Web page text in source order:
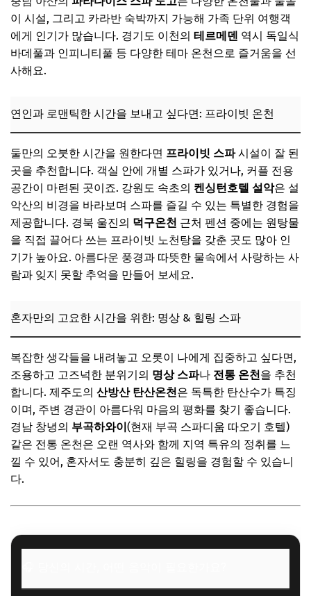
이 시설, 그리고 카라반 숙박까지 가능해 가족 단위 여행객
에게 인기가 많습니다. 경기도 이천의 테르메덴 역시 독일식
바데풀과 인피니티풀 등 다양한 테마 온천으로 즐거움을 선
사해요.
연인과 로맨틱한 시간을 보내고 싶다면: 프라이빗 온천
둘만의 오붓한 시간을 원한다면 프라이빗 스파시설이 잘 된
곳을 추천합니다. 객실 안에 개별 스파가 있거나, 커플 전용
공간이 마련된 곳이죠. 강원도 속초의 켄싱턴호텔 설악은 설
악산의 비경을 바라보며 스파를 즐길 수 있는 특별한 경험을
제공합니다. 경북 울진의 덕구온천 근처 펜션 중에는 원탕물
을 직접 끌어다 쓰는 프라이빗 노천탕을 갖춘 곳도 많아 인
기가 높아요. 아름다운 풍경과 따뜻한 물속에서 사랑하는 사
람과 잊지 못할 추억을 만들어 보세요.
혼자만의 고요한 시간을 위한: 명상 & 힐링 스파
복잡한 생각들을 내려놓고 오롯이 나에게 집중하고 싶다면,
조용하고 고즈넉한 분위기의 명상 스파나 전통 온천을 추천
합니다. 제주도의 산방산 탄산온천은 독특한 탄산수가 특징
이며, 주변 경관이 아름다워 마음의 평화를 찾기 좋습니다.
경남 창녕의 부곡하와이(현재 부곡 스파디움 따오기 호텔)
같은 전통 온천은 오랜 역사와 함께 지역 특유의 정취를 느
낄 수 있어, 혼자서도 충분히 깊은 힐링을 경험할 수 있습니
다.